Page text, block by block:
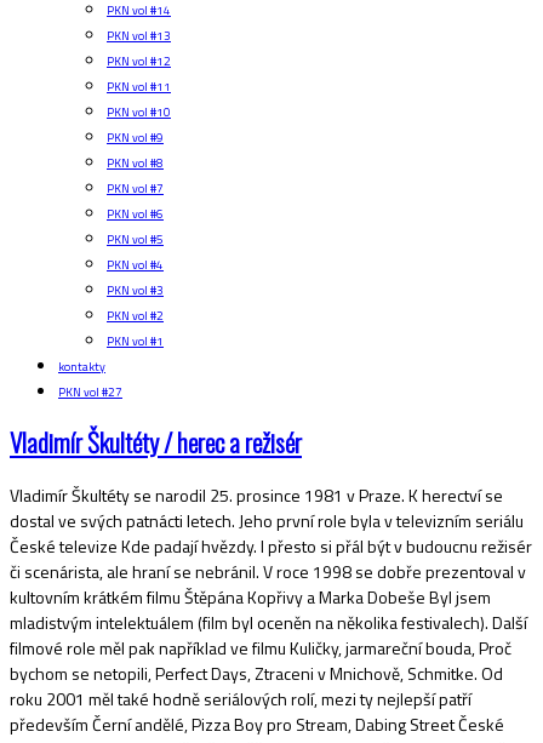
PKN vol #14
PKN vol #13
PKN vol #12
PKN vol #11
PKN vol #10
PKN vol #9
PKN vol #8
PKN vol #7
PKN vol #6
PKN vol #5
PKN vol #4
PKN vol #3
PKN vol #2
PKN vol #1
kontakty
PKN vol #27
Vladimír Škultéty / herec a režisér
Vladimír Škultéty se narodil 25. prosince 1981 v Praze. K herectví se
dostal ve svých patnácti letech. Jeho první role byla v televizním seriálu
České televize Kde padají hvězdy. I přesto si přál být v budoucnu režisér
či scenárista, ale hraní se nebránil. V roce 1998 se dobře prezentoval v
kultovním krátkém filmu Štěpána Kopřivy a Marka Dobeše Byl jsem
mladistvým intelektuálem (film byl oceněn na několika festivalech). Další
filmové role měl pak například ve filmu Kuličky, jarmareční bouda, Proč
bychom se netopili, Perfect Days, Ztraceni v Mnichově, Schmitke. Od
roku 2001 měl také hodně seriálových rolí, mezi ty nejlepší patří
především Černí andělé, Pizza Boy pro Stream, Dabing Street České